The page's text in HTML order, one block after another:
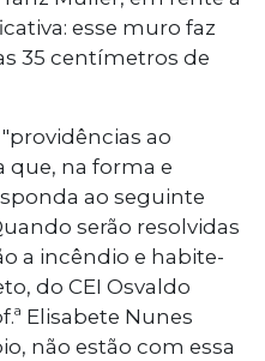
esse muro faz
35 centímetros de
"providências ao
que, na forma e
ao seguinte
serão resolvidas
a incêndio e habite-
do CEI Osvaldo
Elisabete Nunes
não estão com essa